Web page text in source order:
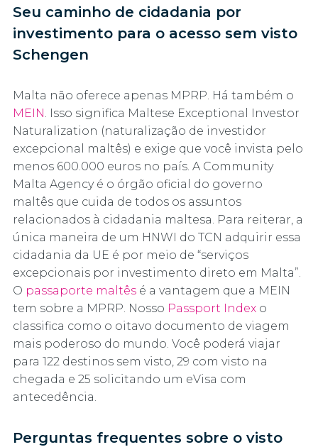
Seu caminho de cidadania por
investimento para o acesso sem visto
Schengen
Malta não oferece apenas MPRP. Há também o
MEIN. Isso significa Maltese Exceptional Investor
Naturalization (naturalização de investidor
excepcional maltês) e exige que você invista pelo
menos 600.000 euros no país. A Community
Malta Agency é o órgão oficial do governo
maltês que cuida de todos os assuntos
relacionados à cidadania maltesa. Para reiterar, a
única maneira de um HNWI do TCN adquirir essa
cidadania da UE é por meio de “serviços
excepcionais por investimento direto em Malta”.
O passaporte maltês é a vantagem que a MEIN
tem sobre a MPRP. Nosso Passport Index o
classifica como o oitavo documento de viagem
mais poderoso do mundo. Você poderá viajar
para 122 destinos sem visto, 29 com visto na
chegada e 25 solicitando um eVisa com
antecedência.
Perguntas frequentes sobre o visto